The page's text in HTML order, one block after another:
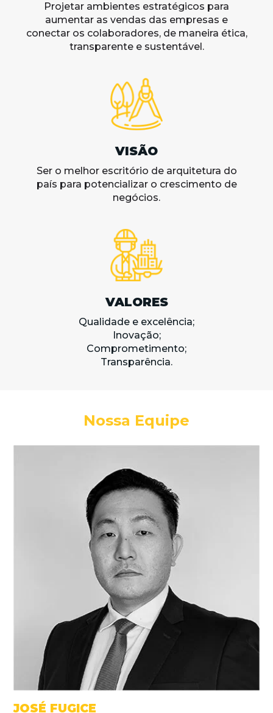
Projetar ambientes estratégicos para
aumentar as vendas das empresas e
conectar os colaboradores, de maneira ética,
transparente e sustentável.
VISÃO
Ser o melhor escritório de arquitetura do
país para potencializar o crescimento de
negócios.
VALORES
Qualidade e excelência;
Inovação;
Comprometimento;
Transparência.
Nossa Equipe
JOSÉ FUGICE